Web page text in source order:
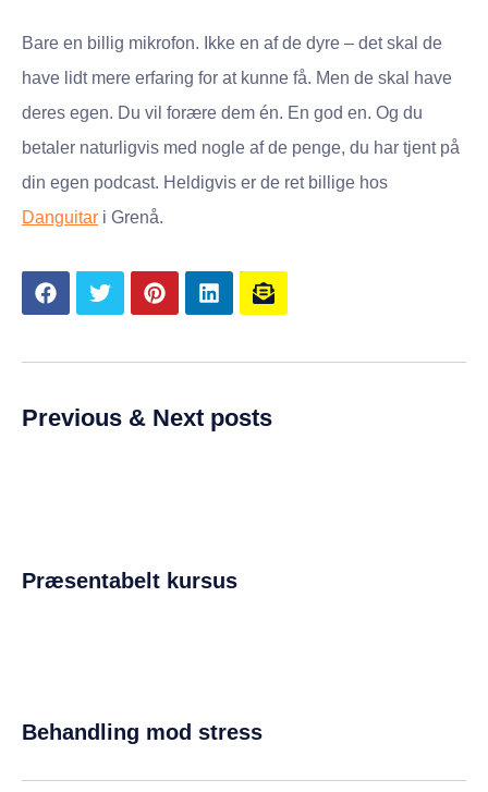
Bare en billig mikrofon. Ikke en af de dyre – det skal de
have lidt mere erfaring for at kunne få. Men de skal have
deres egen. Du vil forære dem én. En god en. Og du
betaler naturligvis med nogle af de penge, du har tjent på
din egen podcast. Heldigvis er de ret billige hos
Danguitar i Grenå.
Previous & Next posts
Præsentabelt kursus
Behandling mod stress